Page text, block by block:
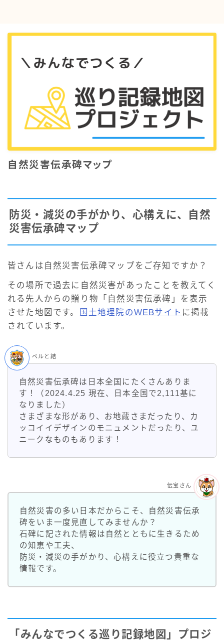
自然災害伝承碑マップ
防災・減災の手がかり、心構えに、自然
災害伝承碑マップ
皆さんは自然災害伝承碑マップをご存知ですか？
その場所で過去に自然災害があったことを教えてく
れる先人からの贈り物「自然災害伝承碑」を表示
させた地図です。
国土地理院のWEBサイト に掲載
されています。
自然災害伝承碑は日本全国にたくさんありま
す！（2024.4.25 現在、日本全国で2,111基に
なりました）
さまざまな形があり、お地蔵さまだったり、カ
ッコイイデザインのモニュメントだったり、ユ
ニークなものもあります！
ベルと結
自然災害の多い日本だからこそ、自然災害伝承
碑をいま一度見直してみませんか？
石碑に記された情報は自然とともに生きるため
の知恵や工夫、
防災・減災の手がかり、心構えに役立つ貴重な
情報です。
伝宝さん
「みんなでつくる巡り記録地図」プロジ